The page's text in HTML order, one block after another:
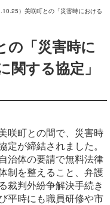
）美咲町との「災害時における
の「災害時に
関する協定」
咲町との間で、災害時
が締結されました。
治体の要請で無料法律
制を整えること、弁護
裁判外紛争解決手続き
平時にも職員研修や市